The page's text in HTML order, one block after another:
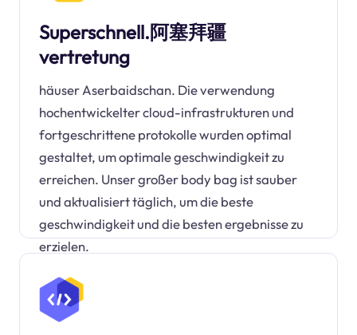
Superschnell.阿塞拜疆
vertretung
häuser Aserbaidschan. Die verwendung
hochentwickelter cloud-infrastrukturen und
fortgeschrittene protokolle wurden optimal
gestaltet, um optimale geschwindigkeit zu
erreichen. Unser großer body bag ist sauber
und aktualisiert täglich, um die beste
geschwindigkeit und die besten ergebnisse zu
erzielen.